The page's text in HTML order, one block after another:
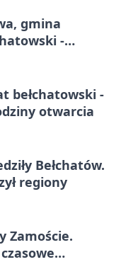
gmina
-
bełchatowski -
otwarcia
Bełchatów.
regiony
Zamoście.